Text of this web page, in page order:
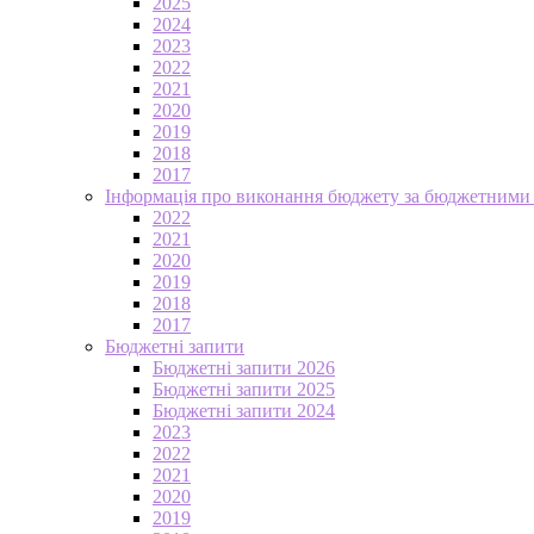
2024
2023
2022
2021
2020
2019
2018
2017
Інформація про виконання бюджету за
2022
2021
2020
2019
2018
2017
Бюджетні запити
Бюджетні запити 2026
Бюджетні запити 2025
Бюджетні запити 2024
2023
2022
2021
2020
2019